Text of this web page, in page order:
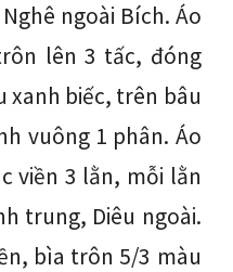
ngoài Bích. Áo
lên 3 tấc, đóng
xanh biếc, trên bâu
vuông 1 phân. Áo
viền 3 lằn, mỗi lằn
trung, Diêu ngoài.
bìa trôn 5/3 màu